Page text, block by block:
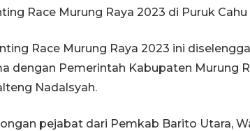
Race Murung Raya 2023 di Puruk
Race Murung Raya 2023 ini
dengan Pemerintah Kabupaten Murung
Nadalsyah.
pejabat dari Pemkab Barito Utara,